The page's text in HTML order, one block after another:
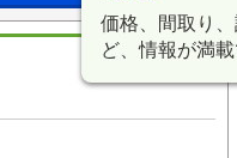
価格、間取り
ど、情報が満